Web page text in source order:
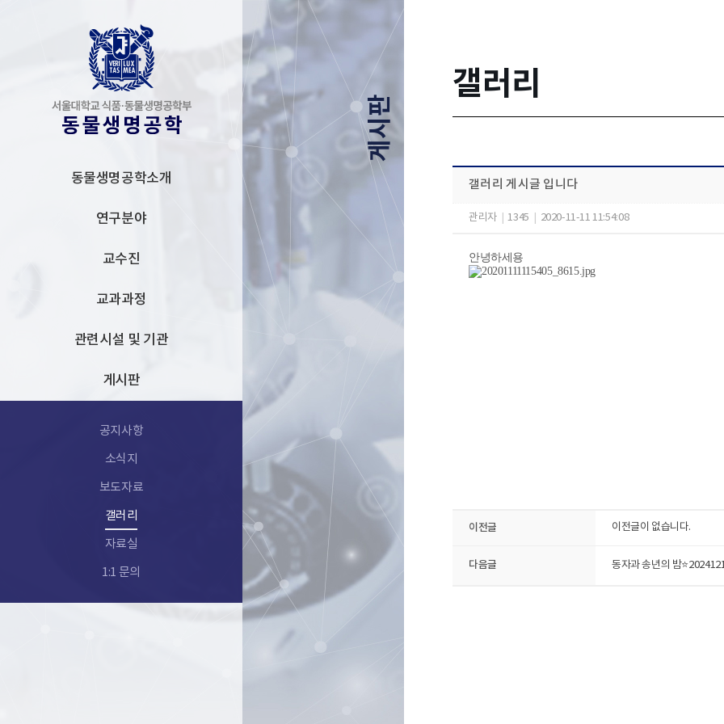
동물생명공학소개
연구분야
교수진
교과과정
관련시설 및 기관
게시판
공지사항
소식지
보도자료
갤러리
자료실
1:1 문의
게시판
갤러리
갤러리 게시글 입니다
관리자 1345 2020-11-11 11:54:08
안녕하세용
이전글 이전글이 없습니다.
다음글 동자과 송년의 밤